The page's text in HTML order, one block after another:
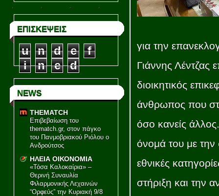
ΕΠΙΣΚΕΨΕΙΣ
u n d e
f
i
n e d
NEWS
THEMATCH
Επιβεβαίωση του
thematch.gr, στον πάγκο
του Πανμοβριακού Ριόλου ο
Ανδρούτσος
ΗΛΕΙΑ ΟΙΚΟΝΟΜΙΑ
«Τόσα Καλοκαίρια» –
Θερινή Συναυλία
Φιλαρμονικής Λεχαινών
“Ορφεύς” την Κυριακή 9/8
για την
Γιάννης Λέντζας
διοικητικός
άνθρωπος που
όσο κανείς
όνομά του με
εθνικές
στήριξη και την